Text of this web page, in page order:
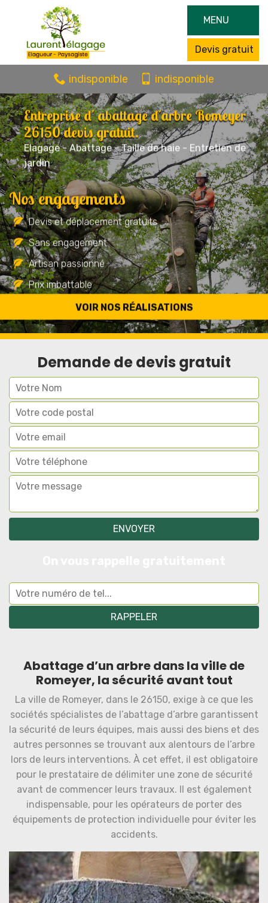
MENU
Devis gratuit
indisponible indisponible
Entreprise d' abattage d'arbre Romeyer
26150 devis gratuit.
Elagage - Abattage - Taille de haie - Entretien de
jardin
VOIR NOS RÉALISATIONS
Nos engagements
Devis et déplacement gratuits
Sans engagement
Artisan passionné
Prix imbattable
Travail de qualité
Demande de devis gratuit
Abattage d’un arbre dans la ville de
Romeyer, la sécurité avant tout
La ville de Romeyer, dans le 26150, exige à ce que les
sociétés spécialistes de l’abattage d’arbre garantissent
la sécurité de leurs équipes, mais aussi des biens et des
autres personnes se trouvant aux alentours de l’arbre
lors de leurs interventions. À cet effet, il est obligatoire
pour le prestataire de délimiter une zone de sécurité
avant de commencer leurs travaux. Il est également
indispensable, pour les opérateurs de porter des
équipements de protection individuelle pour éviter les
accidents.